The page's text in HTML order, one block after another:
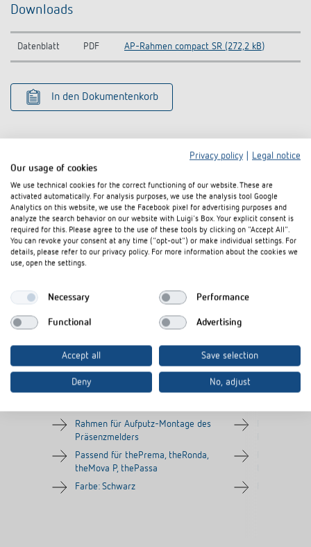
Downloads
Datenblatt PDF AP-Rahmen compact SR (272,2 kB)
In den Dokumentenkorb
Ähnliche Produkte
AP-Rahmen 110A BK
Rahmen für Aufputz-Montage des
Präsenzmelders
Passend für thePrema, theRonda,
theMova P, thePassa
Farbe: Schwarz
AP-Rahmen
Privacy policy
Legal notice
Our usage of cookies
We use technical cookies for the correct functioning of our website. These are
activated automatically. For analysis purposes, we use the analysis tool Google
Analytics on this website, we use the Facebook pixel for advertising purposes and
analyze the search behavior on our website with Luigi's Box. Your explicit consent is
required for this. Please agree to the use of these tools by clicking on "Accept All".
You can revoke your consent at any time ("opt-out") or make individual settings. For
details, please refer to our privacy policy. For more information about the cookies we
use, open the settings.
Necessary Performance
Functional Advertising
Accept all Save selection
Deny No, adjust